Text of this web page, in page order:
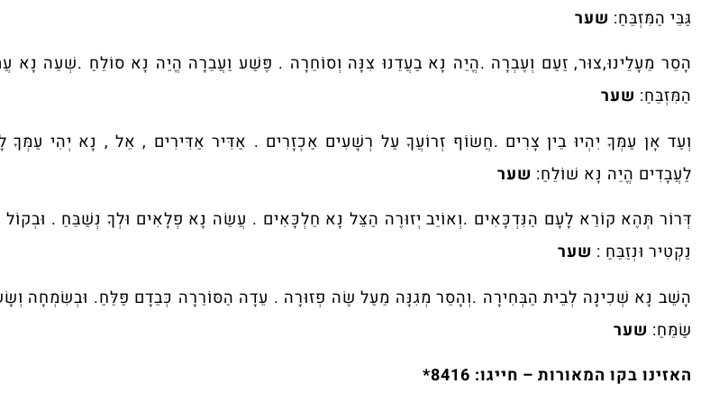
גַּבֵּי הַמִּזְבֵּחַ: שער
הָסֵר מֵעָלֵינוּ,צוּר, זַעַם וְעֶבְרָה .הֱיֵה נָא בַעֲדֵנוּ צִנָּה וְסוֹחֵרָה . פֶּשַׁע וַעֲבֵרָה הֱיֵה נָא סוֹלֵחַ .שְׁעֵה נָא
הַמִּזְבֵּחַ: שער
וְעַד אָן עַמְּךָ יִהְיוּ בֵין צָרִים .חֲשׂוֹף זְרוֹעֲךָ עַל רְשָׁעִים אַכְזָרִים . אַדִּיר אַדִּירִים , אֵל , נָא יְהִי עַמְּךָ
לַעֲבָדִים הֱיֵה נָא שׁוֹלֵחַ: שער
דְּרוֹר תְּהֶא קוֹרֵא לָעָם הַנִּדְכָּאִים .וְאוֹיֵב יְזוּרֶה הַצֵּל נָא חֵלְכָּאִים . עֲשֵׂה נָא פְלָאִים וּלְךָ נְשַׁבֵּחַ . וּבְקוֹל
נַקְטִיר וּנְזַבֵּחַ : שער
הָשֵׁב נָא שְׁכִינָה לְבֵית הַבְּחִירָה .וְהָסֵר מְגִנָּה מֵעַל שֶׂה פְזוּרָה . עֵדָה הַסּוֹרֵרָה כְּבֵדָם פַּלֵּחַ. וּבְשִׂמְחָה
שַׂמֵּחַ: שער
האזינו בקו המאורות – חייגו: 8416*